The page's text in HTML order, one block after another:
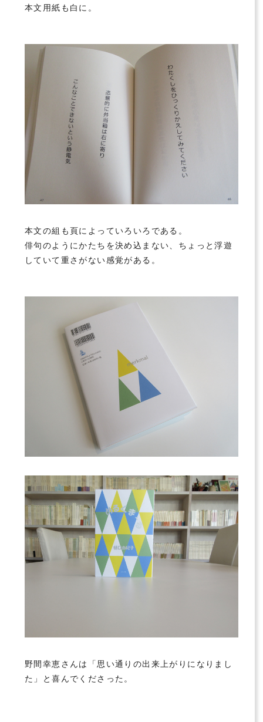
本文用紙も白に。
本文の組も頁によっていろいろである。
俳句のようにかたちを決め込まない、ちょっと浮遊
していて重さがない感覚がある。
野間幸恵さんは「思い通りの出来上がりになりまし
た」と喜んでくださった。